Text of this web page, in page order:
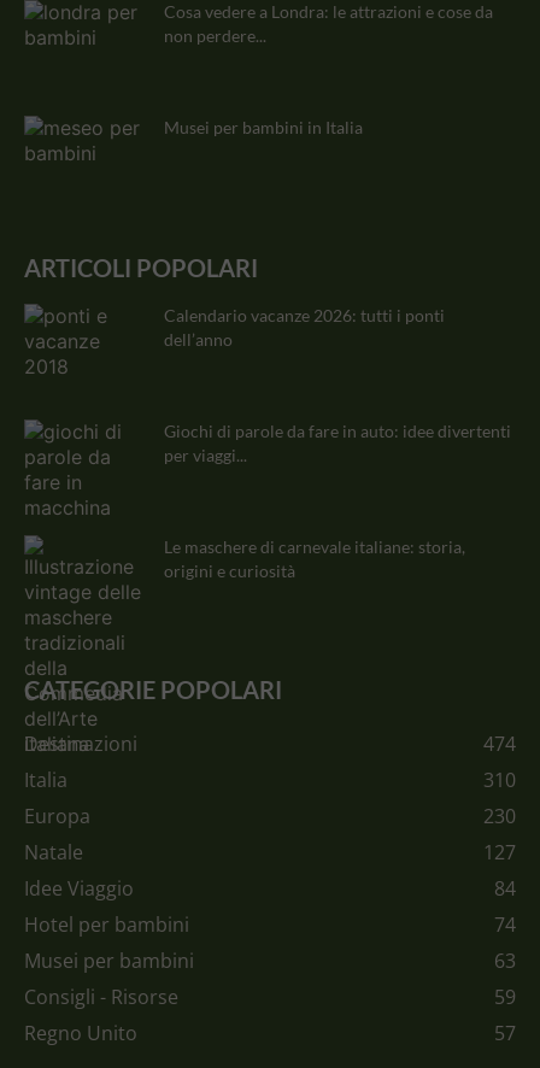
Cosa vedere a Londra: le attrazioni e cose da
non perdere...
Musei per bambini in Italia
ARTICOLI POPOLARI
Calendario vacanze 2026: tutti i ponti
dell’anno
Giochi di parole da fare in auto: idee divertenti
per viaggi...
Le maschere di carnevale italiane: storia,
origini e curiosità
CATEGORIE POPOLARI
Destinazioni
474
Italia
310
Europa
230
Natale
127
Idee Viaggio
84
Hotel per bambini
74
Musei per bambini
63
Consigli - Risorse
59
Regno Unito
57